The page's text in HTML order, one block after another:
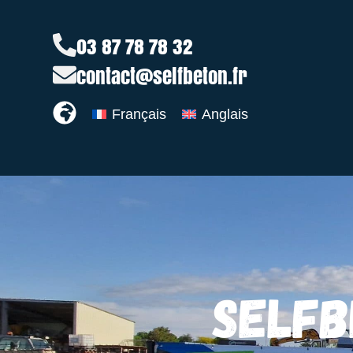
03 87 78 78 32
contact@selfbeton.fr
Français Anglais